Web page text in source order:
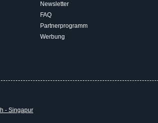
Newsletter
FAQ
Partnerprogramm
Werbung
- Singapur